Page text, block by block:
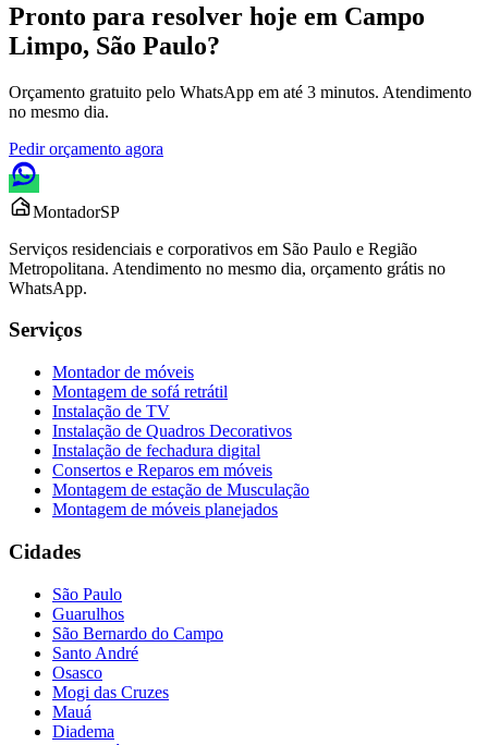
Pronto para resolver hoje em Campo
Limpo, São Paulo?
Orçamento gratuito pelo WhatsApp em até 3 minutos. Atendimento
no mesmo dia.
Pedir orçamento agora
MontadorSP
Serviços residenciais e corporativos em São Paulo e Região
Metropolitana. Atendimento no mesmo dia, orçamento grátis no
WhatsApp.
Serviços
Montador de móveis
Montagem de sofá retrátil
Instalação de TV
Instalação de Quadros Decorativos
Instalação de fechadura digital
Consertos e Reparos em móveis
Montagem de estação de Musculação
Montagem de móveis planejados
Cidades
São Paulo
Guarulhos
São Bernardo do Campo
Santo André
Osasco
Mogi das Cruzes
Mauá
Diadema